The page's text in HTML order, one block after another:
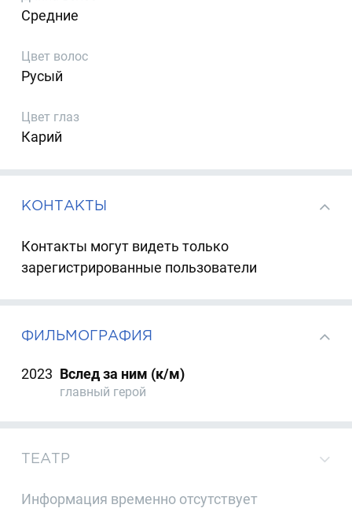
Средние
Цвет волос
Русый
Цвет глаз
Карий
КОНТАКТЫ
Контакты могут видеть только
зарегистрированные пользователи
ФИЛЬМОГРАФИЯ
2023 Вслед за ним (к/м)
главный герой
ТЕАТР
Информация временно отсутствует